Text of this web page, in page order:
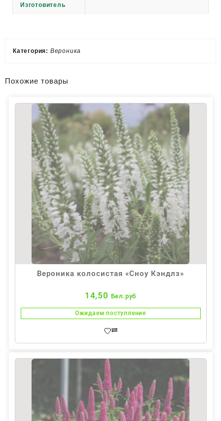
Изготовитель
Категория: Вероника
Похожие товары
Вероника колосистая «Сноу Кэндлз»
14,50 Бел.руб
Ожидаем поступление